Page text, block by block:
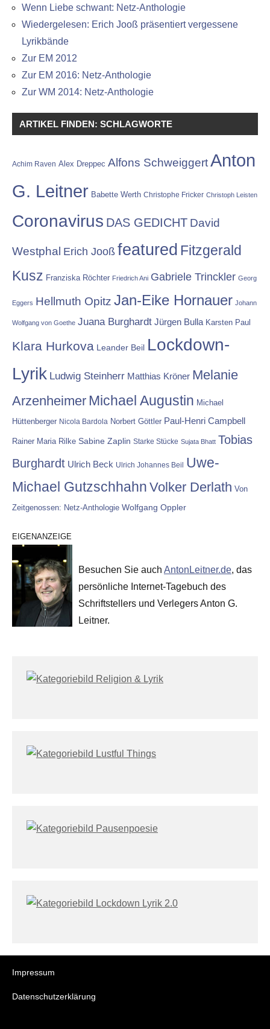
Wenn Liebe schwant: Netz-Anthologie
Wiedergelesen: Erich Jooß präsentiert vergessene
Lyrikbände
Zur EM 2012
Zur EM 2016: Netz-Anthologie
Zur WM 2014: Netz-Anthologie
ARTIKEL FINDEN: SCHLAGWORTE
Achim Raven Alex Dreppec Alfons SchweiggertAnton
G. Leitner Babette Werth Christophe Fricker Christoph Leisten
Coronavirus DAS GEDICHT David
Westphal Erich Jooß featured Fitzgerald
Kusz Franziska Röchter Friedrich Ani Gabriele Trinckler Georg
Eggers Hellmuth Opitz Jan-Eike Hornauer Johann
Wolfgang von Goethe Juana Burghardt Jürgen Bulla Karsten Paul
Klara Hurkova Leander Beil Lockdown-
Lyrik Ludwig Steinherr Matthias Kröner Melanie
Arzenheimer Michael Augustin Michael
Hüttenberger Nicola Bardola Norbert Göttler Paul-Henri Campbell
Rainer Maria Rilke Sabine Zaplin Starke Stücke Sujata Bhatt Tobias
Burghardt Ulrich Beck Ulrich Johannes Beil Uwe-
Michael Gutzschhahn Volker Derlath Von
Zeitgenossen: Netz-Anthologie Wolfgang Oppler
EIGENANZEIGE
Besuchen Sie auch AntonLeitner.de, das
persönliche Internet-Tagebuch des
Schriftstellers und Verlegers Anton G.
Leitner.
Impressum
Datenschutzerklärung